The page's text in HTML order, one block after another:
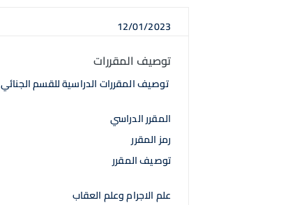
12/01/2023
توصيف المقررات
توصيف المقررات الدراسية للقسم الجنائي
المقرر الدراسي
رمز المقرر
توصيف المقرر
علم الاجرام وعلم العقاب